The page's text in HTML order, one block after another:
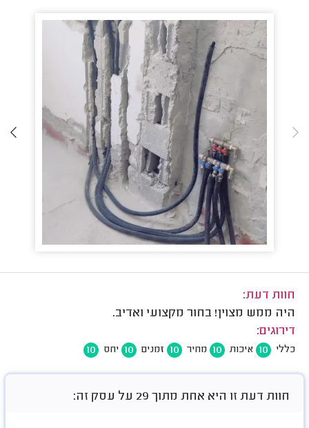
חוות דעת:
היה ממש מצוין! בחור מקצועי ואדיב.
דירוגים:
כללי 10 איכות 10 מחיר 10 זמנים 10 יחס 10
חוות דעת זו היא אחת מתוך 29 על עסק זה: